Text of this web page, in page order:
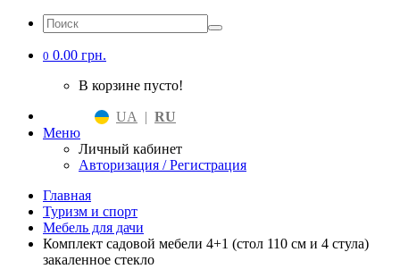
0 0.00 грн.
В корзине пусто!
UA | RU
Меню
Личный кабинет
Авторизация / Регистрация
Главная
Туризм и спорт
Мебель для дачи
Комплект садовой мебели 4+1 (стол 110 см и 4 стула)
закаленное стекло